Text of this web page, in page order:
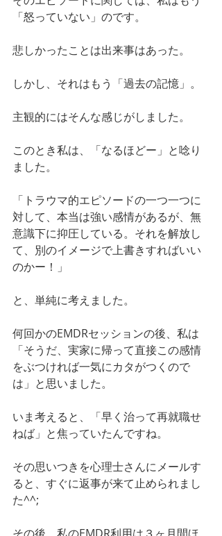
「怒っていない」のです。
悲しかったことは出来事はあった。
しかし、それはもう「過去の記憶」。
主観的にはそんな感じがしました。
このとき私は、「なるほどー」と唸り
ました。
「トラウマ的エピソードの一つ一つに
対して、本当は強い感情があるが、無
意識下に抑圧している。それを解放し
て、別のイメージで上書きすればいい
のかー！」
と、単純に考えました。
何回かのEMDRセッションの後、私は
「そうだ、実家に帰って直接この感情
をぶつければ一気にカタがつくので
は」と思いました。
いま考えると、「早く治って再就職せ
ねば」と焦っていたんですね。
その思いつきを心理士さんにメールす
ると、すぐに返事が来て止められまし
た^^;